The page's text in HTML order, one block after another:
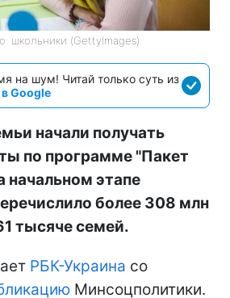
школьники (GettyImages)
на шум! Читай только суть из
Google
начали получать
по программе "Пакет
начальном этапе
более 308 млн
тысяче семей.
РБК-Украина со
Минсоцполитики.